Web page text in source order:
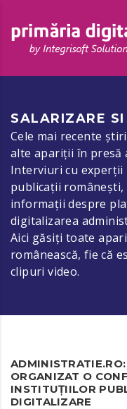
SALARIZARE SI
Cele mai recente
alte apariții în presă
Interviuri cu experții
publicații românești,
informații despre
digitalizarea
Aici găsiți toate
românească, fie că
clipuri video.
ORGANIZAT O
INSTITUȚIILOR
DIGITALIZARE